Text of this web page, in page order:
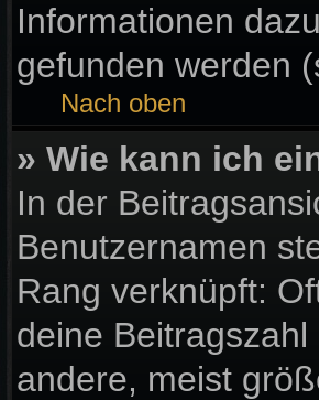
Informationen
gefunden werden
Nach oben
» Wie kann ich
In der
Benutzernamen
Rang verknüpft:
deine
andere, meist